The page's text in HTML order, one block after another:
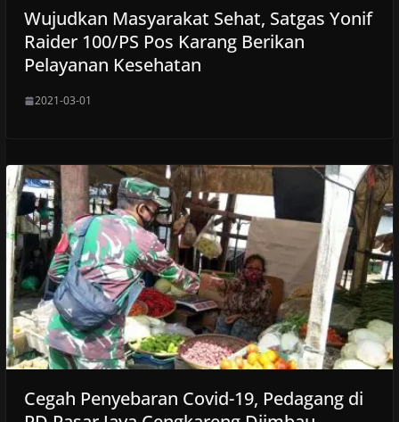
Wujudkan Masyarakat Sehat, Satgas Yonif
Raider 100/PS Pos Karang Berikan
Pelayanan Kesehatan
2021-03-01
Cegah Penyebaran Covid-19, Pedagang di